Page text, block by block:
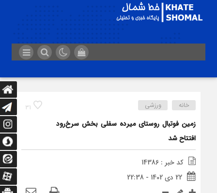
31 خانه ورزشی
زمین فوتبال روستای میرده سفلی بخش سرخ‌رود
افتتاح شد
کد خبر : 14386
22 دی 1402 - 22:38